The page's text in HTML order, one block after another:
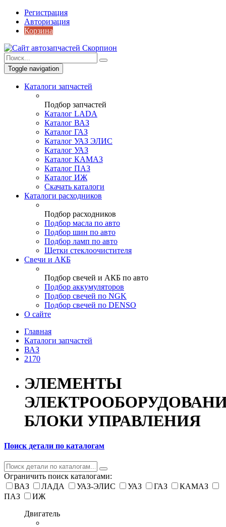
Регистрация
Авторизация
Корзина
Toggle navigation
Каталоги запчастей
Подбор запчастей
Каталог LADA
Каталог ВАЗ
Каталог ГАЗ
Каталог УАЗ ЭЛИС
Каталог УАЗ
Каталог КАМАЗ
Каталог ПАЗ
Каталог ИЖ
Скачать каталоги
Каталоги расходников
Подбор расходников
Подбор масла по авто
Подбор шин по авто
Подбор ламп по авто
Щетки стеклоочистителя
Свечи и АКБ
Подбор свечей и АКБ по авто
Подбор аккумуляторов
Подбор свечей по NGK
Подбор свечей по DENSO
О сайте
Главная
Каталоги запчастей
ВАЗ
2170
ЭЛЕМЕНТЫ
БЛОКИ УПРАВЛЕНИЯ
Поиск детали по каталогам
Ограничить поиск каталогами:
ВАЗ
ЛАДА УАЗ-ЭЛИС УАЗ ГАЗ
КАМАЗ
ПАЗ
ИЖ
Двигатель